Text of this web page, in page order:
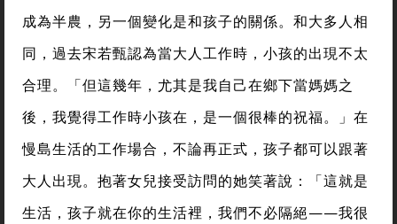
成為半農，另一個變化是和孩子的關係。和大多人相
同，過去宋若甄認為當大人工作時，小孩的出現不太
合理。「但這幾年，尤其是我自己在鄉下當媽媽之
後，我覺得工作時小孩在，是一個很棒的祝福。」在
慢島生活的工作場合，不論再正式，孩子都可以跟著
大人出現。抱著女兒接受訪問的她笑著說：「這就是
生活，孩子就在你的生活裡，我們不必隔絕——我很